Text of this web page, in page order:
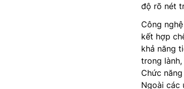
độ rõ nét
Công
kết hợp
khả năng
trong
Chức
Ngoài các